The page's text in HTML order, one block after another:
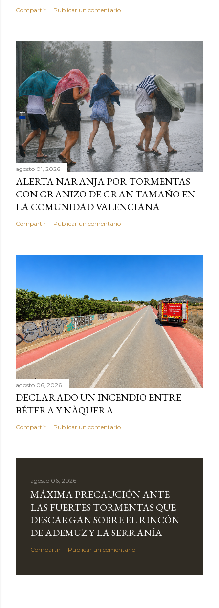
Compartir Publicar un comentario
agosto 01, 2026
ALERTA NARANJA POR TORMENTAS
CON GRANIZO DE GRAN TAMAÑO EN
LA COMUNIDAD VALENCIANA
Compartir Publicar un comentario
agosto 06, 2026
DECLARADO UN INCENDIO ENTRE
BÉTERA Y NÀQUERA
Compartir Publicar un comentario
agosto 06, 2026
MÁXIMA PRECAUCIÓN ANTE
LAS FUERTES TORMENTAS QUE
DESCARGAN SOBRE EL RINCÓN
DE ADEMUZ Y LA SERRANÍA
Compartir Publicar un comentario